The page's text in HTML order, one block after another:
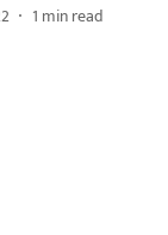
1 min read